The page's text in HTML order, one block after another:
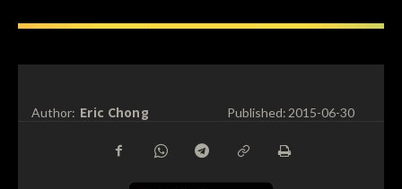
Author: Eric Chong Published:2015-06-30